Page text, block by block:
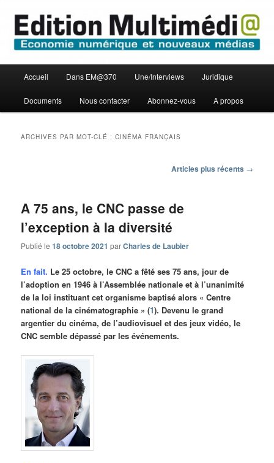
contenu
principal
contenu
secondaire
Edition Multimédi@
principal
Accueil Dans EM@370 Une/Interviews Juridique
Documents Nous contacter Abonnez-vous A propos
ARCHIVES PAR MOT-CLÉ :CINÉMA FRANÇAIS
Articles plus récents →
A 75 ans, le CNC passe de
l’exception à la diversité
Publié le18 octobre 2021 parCharles de Laubier
En fait. Le 25 octobre, le CNC a fêté ses 75 ans, jour de
l’adoption en 1946 à l’Assemblée nationale et à l’unanimité
de la loi instituant cet organisme baptisé alors « Centre
national de la cinématographie » (1). Devenu le grand
argentier du cinéma, de l’audiovisuel et des jeux vidéo, le
CNC semble dépassé par les événements.